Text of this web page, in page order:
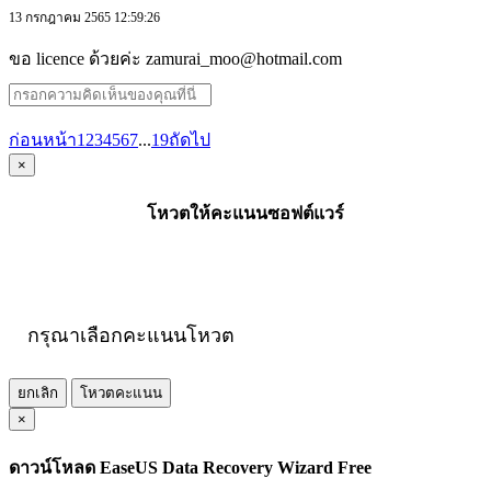
13 กรกฎาคม 2565 12:59:26
ขอ licence ด้วยค่ะ zamurai_moo@hotmail.com
ก่อนหน้า1 234567...19ถัดไป
×
โหวตให้คะแนนซอฟต์แวร์
กรุณาเลือกคะแนนโหวต
ยกเลิก
โหวตคะแนน
×
ดาวน์โหลด EaseUS Data Recovery Wizard Free